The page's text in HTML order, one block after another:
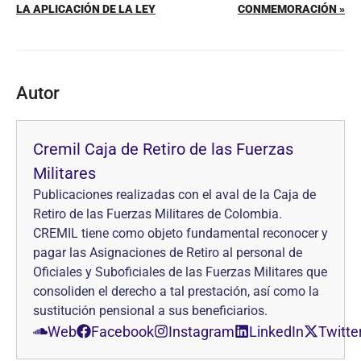
LA APLICACIÓN DE LA LEY
CONMEMORACIÓN »
Autor
Cremil Caja de Retiro de las Fuerzas
Militares
Publicaciones realizadas con el aval de la Caja de
Retiro de las Fuerzas Militares de Colombia.
CREMIL tiene como objeto fundamental reconocer y
pagar las Asignaciones de Retiro al personal de
Oficiales y Suboficiales de las Fuerzas Militares que
consoliden el derecho a tal prestación, así como la
sustitución pensional a sus beneficiarios.
Web Facebook Instagram LinkedIn